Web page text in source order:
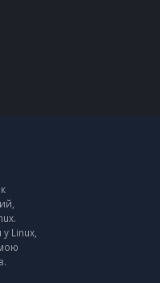
Linux,